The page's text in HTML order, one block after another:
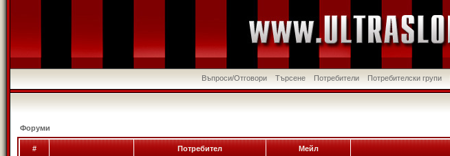
Въпроси/Отговори Търсене Потребители Потребителски групи
Форуми
# Потребител Мейл